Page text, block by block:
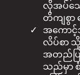
လိုအပ်သ
တိကျစွာ
အကောင့်
လိပ်စာ
အတည်ပ
သည်မှာ